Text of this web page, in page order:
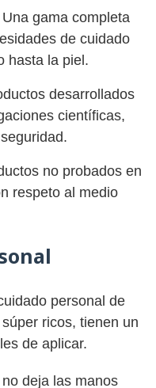
Una gama completa
de cuidado
hasta la piel.
desarrollados
científicas,
no probados en
respeto al medio
personal de
ricos, tienen un
de aplicar.
deja las manos